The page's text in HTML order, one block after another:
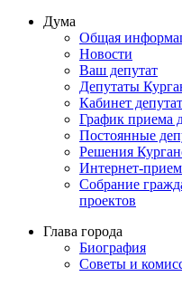
Дума
Общая
Новости
Ваш депутат
Депутаты
Кабинет
График приема
Постоянные
Решения
Интернет-
Собрание
проектов
Глава города
Биография
Советы и